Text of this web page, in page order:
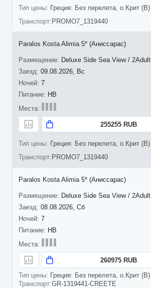
Греция: Без перелета, о.Крит (B)
PROMO7_1319440
09.08.2026, Вс
7
Paralos Kosta Alimia 5* (Аниссарас)
Deluxe Side Sea View / 2Adult
HB
255255 RUB
Греция: Без перелета, о.Крит (B)
PROMO7_1319440
08.08.2026, Сб
7
Paralos Kosta Alimia 5* (Аниссарас)
Deluxe Side Sea View / 2Adult
HB
260975 RUB
Греция: Без перелета, о.Крит (B)
GR-1319441-CREETE